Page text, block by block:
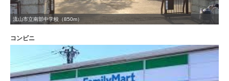
流山市立南部中学校（850m）
コンビニ